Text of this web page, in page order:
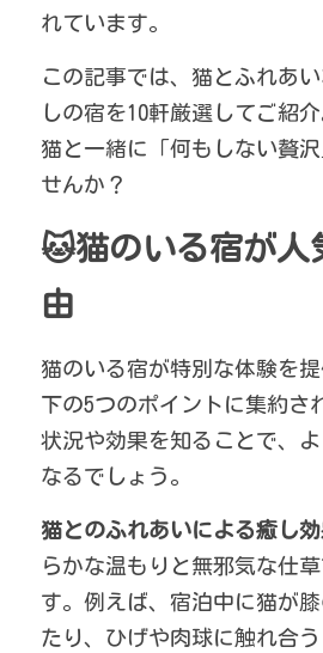
おすすめ特集
猫と動物たち
れています。
この記事では、猫とふれあ
しの宿を10軒厳選してご紹
猫と一緒に「何もしない贅
せんか？
🐱猫のいる宿が人
由
猫のいる宿が特別な体験を
下の5つのポイントに集約さ
状況や効果を知ることで、
なるでしょう。
猫とのふれあいによる癒し
らかな温もりと無邪気な仕
す。例えば、宿泊中に猫が
たり、ひげや肉球に触れ合